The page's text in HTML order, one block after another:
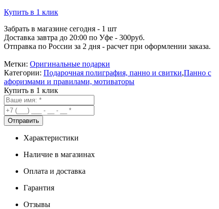
Купить в 1 клик
Забрать в магазине сегодня - 1 шт
Доставка завтра до 20:00 по Уфе - 300руб.
Отправка по России за 2 дня - расчет при оформлении заказа.
Метки: Оригинальные подарки
Категории: Подарочная полиграфия, панно и свитки,Панно с
афоризмами и правилами, мотиваторы
Купить в 1 клик
Характеристики
Наличие в магазинах
Оплата и доставка
Гарантия
Отзывы